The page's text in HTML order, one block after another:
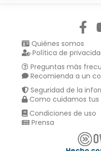
Quiénes somos
Política de
Preguntas más
Recomienda a un
Seguridad de la
Como cuidamos tus
Condiciones de uso
Prensa